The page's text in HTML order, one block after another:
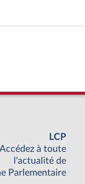
LCP
Accédez à toute
l'actualité de
Parlementaire